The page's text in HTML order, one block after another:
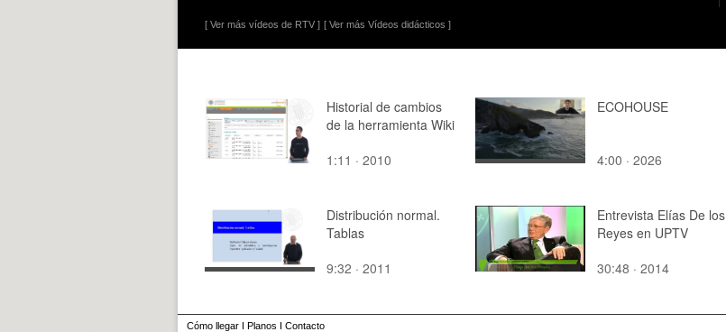
[ Ver más vídeos de RTV ] [ Ver más Vídeos didácticos ]
Historial de cambios
de la herramienta Wiki
1:11 · 2010
ECOHOUSE
4:00 · 2026
Distribución normal.
Tablas
9:32 · 2011
Entrevista Elías De los
Reyes en UPTV
30:48 · 2014
Cómo llegar I Planos I Contacto